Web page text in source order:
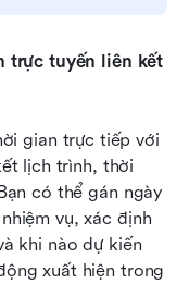
trực tuyến liên kết
gian trực tiếp với
lịch trình, thời
có thể gán ngày
vụ, xác định
khi nào dự kiến
xuất hiện trong